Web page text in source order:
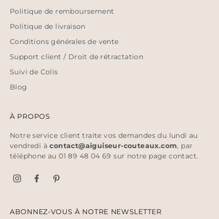
Politique de remboursement
Politique de livraison
Conditions générales de vente
Support client / Droit de rétractation
Suivi de Colis
Blog
À PROPOS
Notre service client traite vos demandes du lundi au
vendredi àcontact@aiguiseur-couteaux.com, par
téléphone au 01 89 48 04 69 sur notre pagecontact.
ABONNEZ-VOUS À NOTRE NEWSLETTER